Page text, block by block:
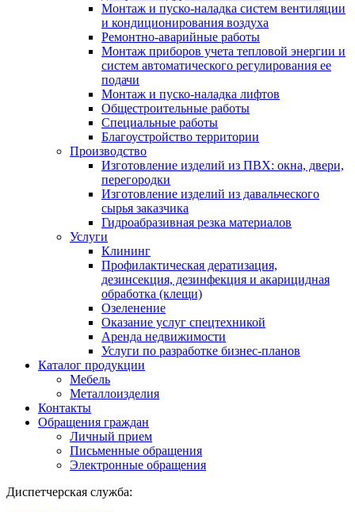
Монтаж и пуско-наладка систем вентиляции
и кондиционирования воздуха
Ремонтно-аварийные работы
Монтаж приборов учета тепловой энергии и
систем автоматического регулирования ее
подачи
Монтаж и пуско-наладка лифтов
Общестроительные работы
Специальные работы
Благоустройство территории
Производство
Изготовление изделий из ПВХ: окна, двери,
перегородки
Изготовление изделий из давальческого
сырья заказчика
Гидроабразивная резка материалов
Услуги
Клининг
Профилактическая дератизация,
дезинсекция, дезинфекция и акарицидная
обработка (клещи)
Озеленение
Оказание услуг спецтехникой
Аренда недвижимости
Услуги по разработке бизнес-планов
Каталог продукции
Мебель
Металлоизделия
Контакты
Обращения граждан
Личный прием
Письменные обращения
Электронные обращения
Диспетчерская служба: